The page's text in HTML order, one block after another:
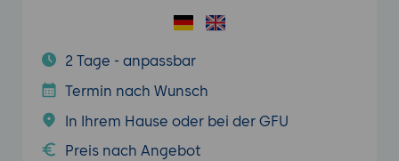
2 Tage - anpassbar
Termin nach Wunsch
In Ihrem Hause oder bei der GFU
Preis nach Angebot